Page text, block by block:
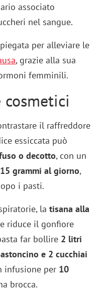
associato
nel sangue.
per alleviare le
, grazie alla sua
femminili.
il raffreddore
essiccata può
o decotto, con un
grammi al giorno,
i pasti.
latisana alla
riduce il gonfiore
far bollire 2 litri
e 2 cucchiai
infusione per 10
brocca.